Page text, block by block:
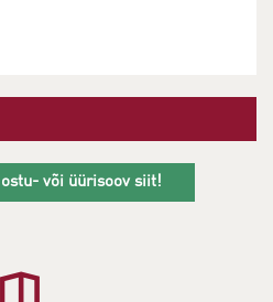
või üürisoov siit!